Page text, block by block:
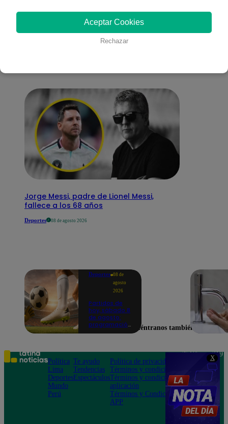
X
También te puede
Jorge Messi, padre de Lionel Messi,
fallece a los 68 años
Deportes 08 de agosto 2026
Deportes 08 de
agosto
2026
Partidos de
hoy, sábado 8
de agosto:
programación
Aceptar Cookies
Rechazar
Encuéntranos también en
Política
Lima
Deportes
Mundo
Perú
Te ayudo
Tendencias
Espectáculos
Política de privacidad
Términos y condiciones
Términos y condiciones
aplicación
Términos y Condiciones
APP
Teléfono: 219
Av. San
Felipe 968
Jesús María